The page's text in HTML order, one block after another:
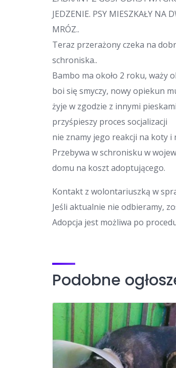
JEDZENIE. PSY MIESZKAŁY NA
MRÓZ..
Teraz przerażony czeka na
schroniska..
Bambo ma około 2 roku, waży
boi się smyczy, nowy opiekun
żyje w zgodzie z innymi
przyśpieszy proces socjalizacji
nie znamy jego reakcji na koty
Przebywa w schronisku w
domu na koszt adoptującego.
Kontakt z wolontariuszką w
Jeśli aktualnie nie odbieramy,
Adopcja jest możliwa po
Podobne